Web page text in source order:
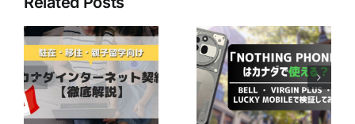
最近人気の
「Nothing
Phone」はカナ
ダで使える？ ～
Bell ・ Virgin
Plus ・ Lucky
Bell Mobilityユ
ーザー必見！
CraveのBasicプ
ランが無料で楽